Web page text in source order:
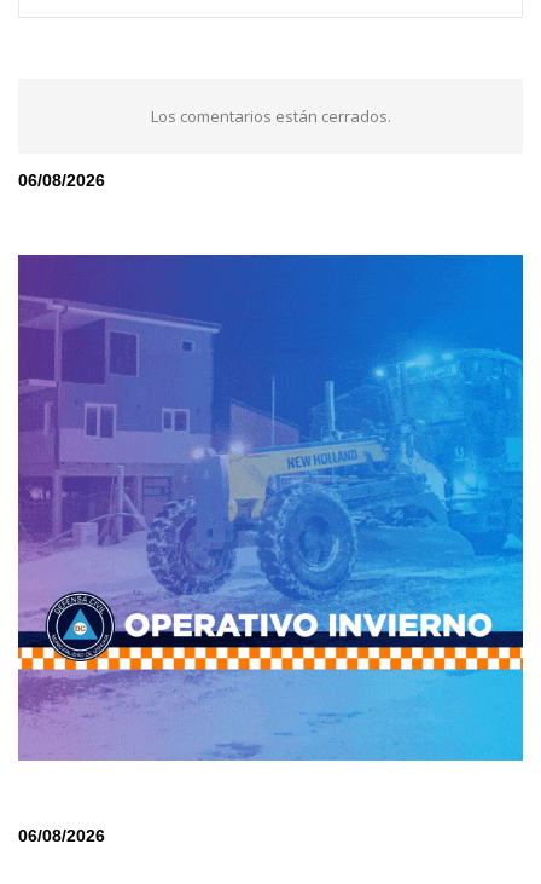
Los comentarios están cerrados.
06/08/2026
06/08/2026